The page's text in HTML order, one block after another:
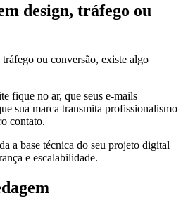
design, tráfego ou
ou conversão, existe algo
fique no ar, que seus e-mails
sua marca transmita profissionalismo
contato.
a base técnica do seu projeto digital
e escalabilidade.